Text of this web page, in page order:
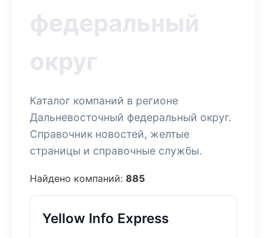
федеральный
округ
Каталог компаний в регионе
Дальневосточный федеральный округ.
Справочник новостей, желтые
страницы и справочные службы.
Найдено компаний: 885
Yellow Info Express